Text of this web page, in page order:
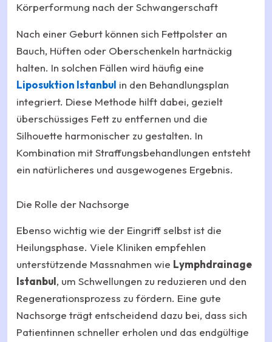
Körperformung nach der Schwangerschaft
Nach einer Geburt können sich Fettpolster an
Bauch, Hüften oder Oberschenkeln hartnäckig
halten. In solchen Fällen wird häufig eine
Liposuktion Istanbul in den Behandlungsplan
integriert. Diese Methode hilft dabei, gezielt
überschüssiges Fett zu entfernen und die
Silhouette harmonischer zu gestalten. In
Kombination mit Straffungsbehandlungen entsteht
ein natürlicheres und ausgewogenes Ergebnis.
Die Rolle der Nachsorge
Ebenso wichtig wie der Eingriff selbst ist die
Heilungsphase. Viele Kliniken empfehlen
unterstützende Massnahmen wie Lymphdrainage
Istanbul, um Schwellungen zu reduzieren und den
Regenerationsprozess zu fördern. Eine gute
Nachsorge trägt entscheidend dazu bei, dass sich
Patientinnen schneller erholen und das endgültige